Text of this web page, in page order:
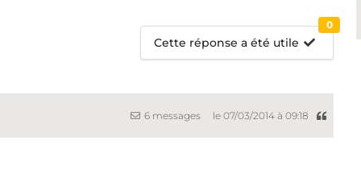
Cette réponse a été utile
0
6 messages le 07/03/2014 à 09:18